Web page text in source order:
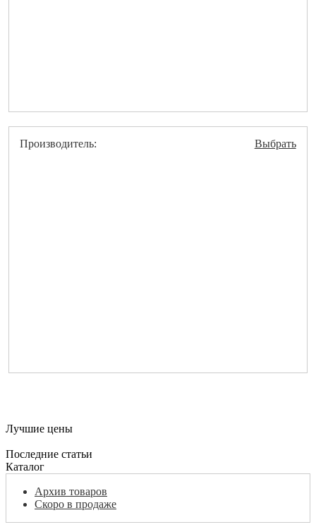
Производитель: Выбрать
Лучшие цены
Последние статьи
Каталог
Архив товаров
Скоро в продаже